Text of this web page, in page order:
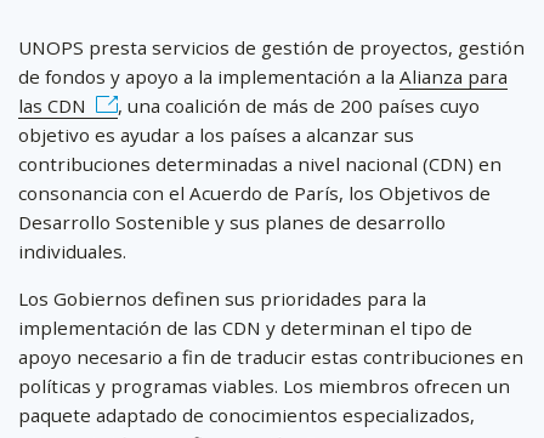
UNOPS presta servicios de gestión de proyectos, gestión
de fondos y apoyo a la implementación a la Alianza para
las CDN
, una coalición de más de 200 países cuyo
objetivo es ayudar a los países a alcanzar sus
contribuciones determinadas a nivel nacional (CDN) en
consonancia con el Acuerdo de París, los Objetivos de
Desarrollo Sostenible y sus planes de desarrollo
individuales.
Los Gobiernos definen sus prioridades para la
implementación de las CDN y determinan el tipo de
apoyo necesario a fin de traducir estas contribuciones en
políticas y programas viables. Los miembros ofrecen un
paquete adaptado de conocimientos especializados,